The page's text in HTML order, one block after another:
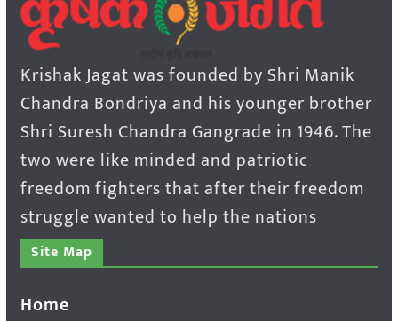
Krishak Jagat was founded by Shri Manik
Chandra Bondriya and his younger brother
Shri Suresh Chandra Gangrade in 1946. The
two were like minded and patriotic
freedom fighters that after their freedom
struggle wanted to help the nations
Site Map
Home